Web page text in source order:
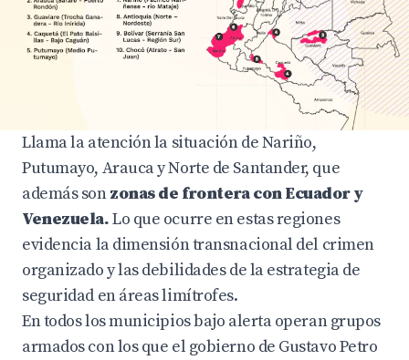
Llama la atención la situación de Nariño,
Putumayo, Arauca y Norte de Santander, que
además sonzonas de frontera con Ecuador y
Venezuela.Lo que ocurre en estas regiones
evidencia la dimensión transnacional del crimen
organizado y las debilidades de la estrategia de
seguridad en áreas limítrofes.
En todos los municipios bajo alerta operan grupos
armados con los que el gobierno de Gustavo Petro